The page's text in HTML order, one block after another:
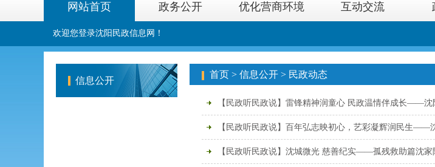
网站首页 政务公开 优化营商环境 互动交流
欢迎您登录沈阳民政信息网！
信息公开
首页 > 信息公开 > 民政动态
【民政听民政说】雷锋精神润童心 民政温情伴成长——
【民政听民政说】百年弘志映初心，艺彩凝辉润民生——
【民政听民政说】沈城微光 慈善纪实——孤残救助篇沈家